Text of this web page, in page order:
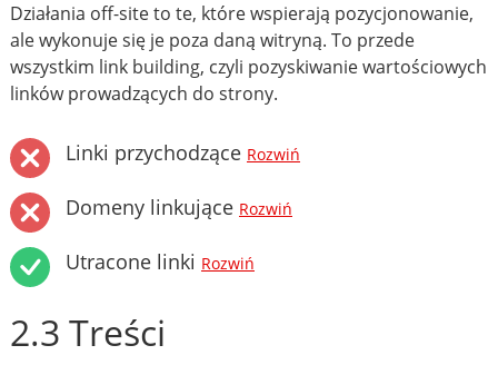
Działania off-site to te, które wspierają pozycjonowanie,
ale wykonuje się je poza daną witryną. To przede
wszystkim link building, czyli pozyskiwanie wartościowych
linków prowadzących do strony.
Linki przychodzące Rozwiń
Domeny linkujące Rozwiń
Utracone linki Rozwiń
2.3 Treści